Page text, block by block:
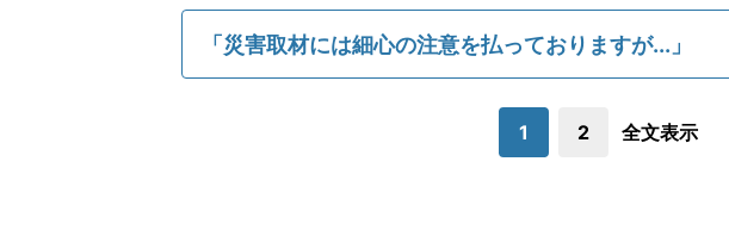
「災害取材には細心の注意を払っておりますが...」
1 2 全文表示